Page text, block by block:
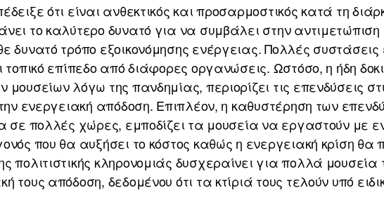
ότι είναι ανθεκτικός και προσαρμοστικός κατά τη
το καλύτερο δυνατό για να συμβάλει στην αντιμετώπιση
δυνατό τρόπο εξοικονόμησης ενέργειας. Πολλές συστάσεις
τοπικό επίπεδο από διάφορες οργανώσεις. Ωστόσο, η ήδη
μουσείων λόγω της πανδημίας, περιορίζει τις επενδύσεις
ενεργειακή απόδοση. Επιπλέον, η καθυστέρηση των
σε πολλές χώρες, εμποδίζει τα μουσεία να εργαστούν με
που θα αυξήσει το κόστος καθώς η ενεργειακή κρίση θα
πολιτιστικής κληρονομιάς δυσχεραίνει για πολλά
τους απόδοση, δεδομένου ότι τα κτίριά τους τελούν υπό